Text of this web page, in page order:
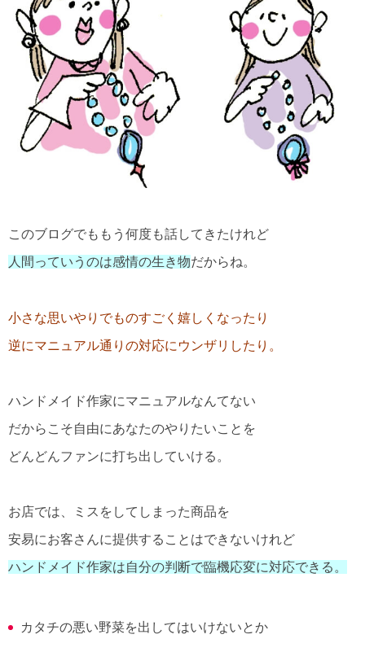
このブログでももう何度も話してきたけれど
人間っていうのは感情の生き物だからね。
小さな思いやりでものすごく嬉しくなったり
逆にマニュアル通りの対応にウンザリしたり。
ハンドメイド作家にマニュアルなんてない
だからこそ自由にあなたのやりたいことを
どんどんファンに打ち出していける。
お店では、ミスをしてしまった商品を
安易にお客さんに提供することはできないけれど
ハンドメイド作家は自分の判断で臨機応変に対応できる。
カタチの悪い野菜を出してはいけないとか